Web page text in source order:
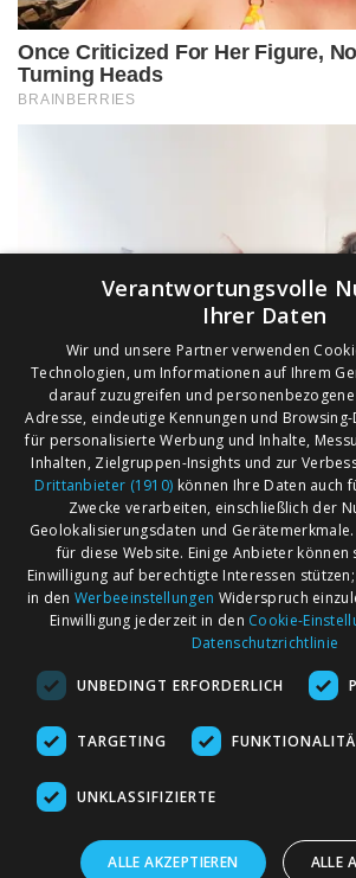
AGB
Impressum
Kontakt
Märkte
Märkte
Märkte
Flohmarkt
Verantwortungsvolle
Ihrer Daten
Wir und unsere Partner verwenden
Technologien, um Informationen auf Ihrem
darauf zuzugreifen und personenbezogene
Adresse, eindeutige Kennungen und
für personalisierte Werbung und Inhalte,
Inhalten, Zielgruppen-Insights und zur
Drittanbieter (1910) können Ihre Daten auch
Zwecke verarbeiten, einschließlich der
Geolokalisierungsdaten und
für diese Website. Einige Anbieter können
Einwilligung auf berechtigte Interessen
in den Werbeeinstellungen Widerspruch
Einwilligung jederzeit in den Cookie-
Datenschutzrichtlinie
UNBEDINGT ERFORDERLICH
TARGETING
UNKLASSIFIZIERTE
ALLE AKZEPTIEREN ALLE